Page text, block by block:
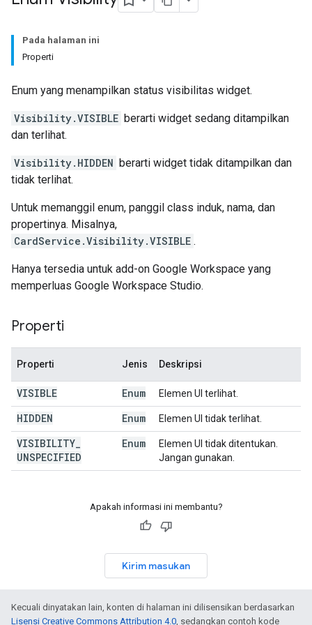
Pada halaman ini
Properti
Enum yang menampilkan status visibilitas widget.
Visibility.VISIBLE berarti widget sedang ditampilkan
dan terlihat.
Visibility.HIDDEN berarti widget tidak ditampilkan dan
tidak terlihat.
Untuk memanggil enum, panggil class induk, nama, dan
propertinya. Misalnya,
CardService.Visibility.VISIBLE .
Hanya tersedia untuk add-on Google Workspace yang
memperluas Google Workspace Studio.
Properti
Properti Jenis Deskripsi
VISIBLE Enum Elemen UI terlihat.
HIDDEN Enum Elemen UI tidak terlihat.
VISIBILITY
UNSPECIFIED
Enum
Elemen UI tidak ditentukan.
Jangan gunakan.
Apakah informasi ini membantu?
Kirim masukan
Kecuali dinyatakan lain, konten di halaman ini dilisensikan berdasarkan
Lisensi Creative Commons Attribution 4.0, sedangkan contoh kode